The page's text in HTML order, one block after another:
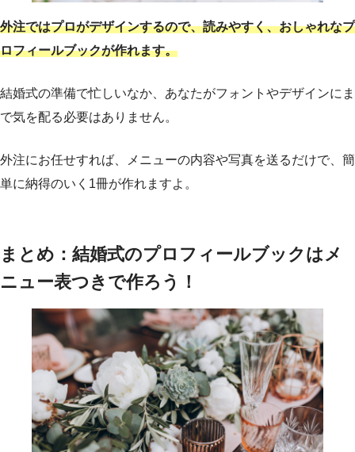
外注ではプロがデザインするので、読みやすく、おしゃれなプ
ロフィールブックが作れます。
結婚式の準備で忙しいなか、あなたがフォントやデザインにま
で気を配る必要はありません。
外注にお任せすれば、メニューの内容や写真を送るだけで、簡
単に納得のいく1冊が作れますよ。
まとめ：結婚式のプロフィールブックはメ
ニュー表つきで作ろう！